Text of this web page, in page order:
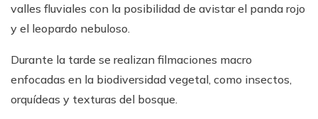
valles fluviales con la posibilidad de avistar el panda rojo
y el leopardo nebuloso.
Durante la tarde se realizan filmaciones macro
enfocadas en la biodiversidad vegetal, como insectos,
orquídeas y texturas del bosque.